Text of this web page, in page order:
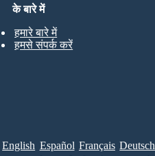
के बारे में
हमारे बारे में
हमसे संपर्क करें
English Español Français Deutsch